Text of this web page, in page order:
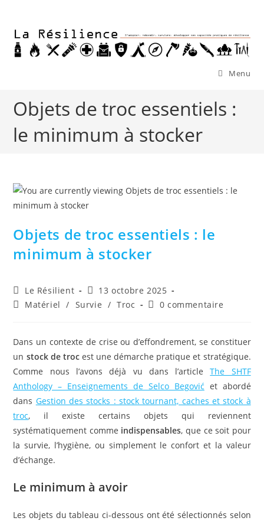
content
Menu
Objets de troc essentiels :
le minimum à stocker
Objets de troc essentiels : le
minimum à stocker
Auteur/autrice
de
Le Résilient
Publication
publiée :
13 octobre 2025
PostMatériel / Survie / Troc
Commentaires
publication :
0 commentaire
Dans un contexte de crise ou d’effondrement, se constituer
un stock de trocest une démarche pratique et stratégique.
Comme nous l’avons déjà vu dans l’articleThe SHTF
Anthology – Enseignements de Selco Begović et abordé
dans Gestion des stocks : stock tournant, caches et stock à
troc, il existe certains objets qui reviennent
systématiquement comme indispensables, que ce soit pour
la survie, l’hygiène, ou simplement le confort et la valeur
d’échange.
Le minimum à avoir
Les objets du tableau ci-dessous ont été sélectionnés selon